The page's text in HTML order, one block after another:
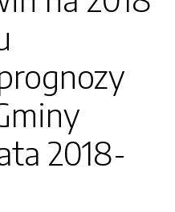
2018-